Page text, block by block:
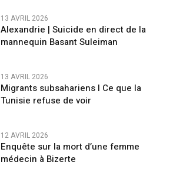
13 AVRIL 2026
Alexandrie | Suicide en direct de la
mannequin Basant Suleiman
13 AVRIL 2026
Migrants subsahariens l Ce que la
Tunisie refuse de voir
12 AVRIL 2026
Enquête sur la mort d’une femme
médecin à Bizerte